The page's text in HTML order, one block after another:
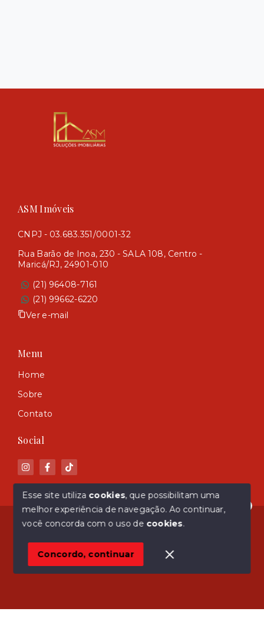
Olá! Estamos disponíveis para te ajudar.
ASM Imóveis
CNPJ - 03.683.351/0001-32
Rua Barão de Inoa, 230 - SALA 108, Centro -
Maricá/RJ, 24901-010
(21) 96408-7161
(21) 99662-6220
Ver e-mail
Menu
Home
Sobre
Contato
Social
© Copyright 2026 - ASM Imóveis - Todos os direitos
SITE PARA IMOBILIARIA
Esse site utiliza cookies, que possibilitam uma
melhor experiência de navegação.Ao continuar,
você concorda com o uso de cookies.
Concordo, continuar